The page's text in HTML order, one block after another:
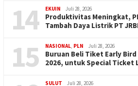
14 EKUIN Juli 28, 2026
Produktivitas Meningkat,
Tambah Daya Listrik PT
15 NASIONAL PLN Juli 28, 2026
Buruan Beli Tiket Early Bird
2026, untuk Special Ticket
SULUT Juli 28, 2026